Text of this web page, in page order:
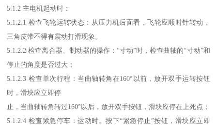
5.1.2 主电机起动时：
5.1.2.1 检查飞轮运转状态：从压力机后面看，飞轮应顺时针转动，
三角皮带不得有震动打滑现象。
5.1.2.2 检查离合器、制动器的操作：“寸动”时，检查曲轴的“寸动”和
停止的角度是否过大；
5.1.2.3 检查单次行程：当曲轴转角在160°以前，放开双手运转按钮
时，滑块应立即停
止，当曲轴转角转过160°以后，放开双手按钮，滑块应停在上死点；
5.1.2.4 检查紧急停车：运动时。按下“紧急停止”按钮，滑块应立即